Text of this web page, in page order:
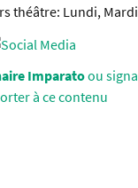
théâtre: Lundi,
Imparatoou
à ce contenu